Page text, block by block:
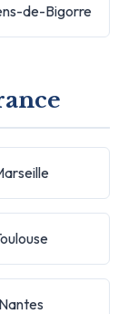
de-Bigorre
Nantes